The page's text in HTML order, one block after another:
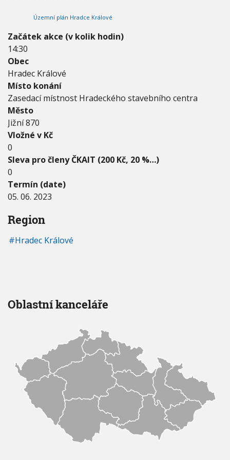
E
3
-
0
5
.
0
6
.
2
0
2
3
Územní plán Hradce Králové
Začátek akce (v kolik hodin)
14:30
Obec
Hradec Králové
Místo konání
Zasedací místnost Hradeckého stavebního centra
Město
Jižní 870
Vložné v Kč
0
Sleva pro členy ČKAIT (200 Kč, 20 %…)
0
Termín (date)
05. 06. 2023
Region
Hradec Králové
Oblastní kanceláře